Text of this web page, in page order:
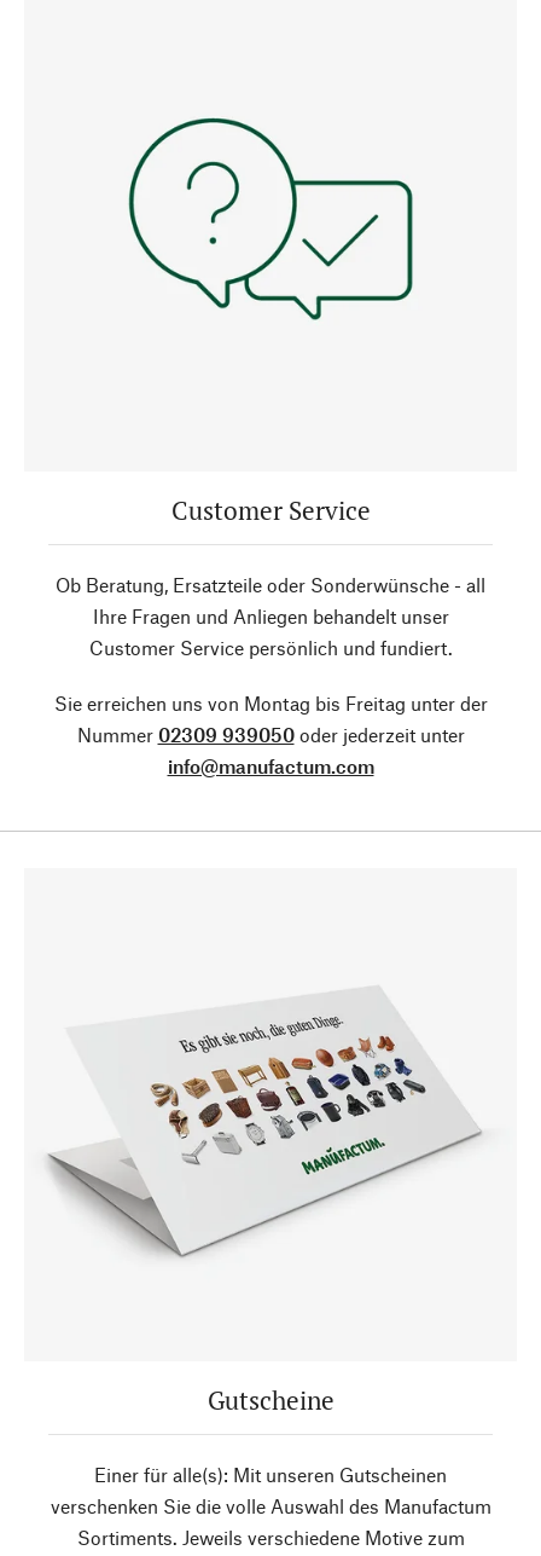
Customer Service
Ob Beratung, Ersatzteile oder Sonderwünsche - all
Ihre Fragen und Anliegen behandelt unser
Customer Service persönlich und fundiert.
Sie erreichen uns von Montag bis Freitag unter der
Nummer 02309 939050oder jederzeit unter
info@manufactum.com
Gutscheine
Einer für alle(s): Mit unseren Gutscheinen
verschenken Sie die volle Auswahl des Manufactum
Sortiments. Jeweils verschiedene Motive zum